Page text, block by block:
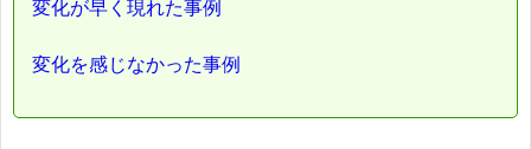
変化が早く現れた事例
変化を感じなかった事例